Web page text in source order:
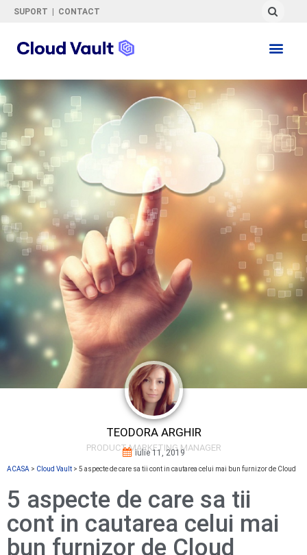
SUPORT | CONTACT
TEODORA ARGHIR
PRODUCT MARKETING MANAGER
iulie 11, 2019
ACASA > Cloud Vault > 5 aspecte de care sa tii cont in cautarea celui mai bun furnizor de Cloud
5 aspecte de care sa tii
cont in cautarea celui mai
bun furnizor de Cloud